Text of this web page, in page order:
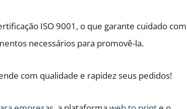
ISO 9001, o que garante cuidado com
necessários para promovê-la.
com qualidade e rapidez seus pedidos!